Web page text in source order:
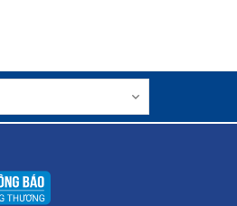
NSX.
các tiêu chí, yêu cầu
hay két có kích thước